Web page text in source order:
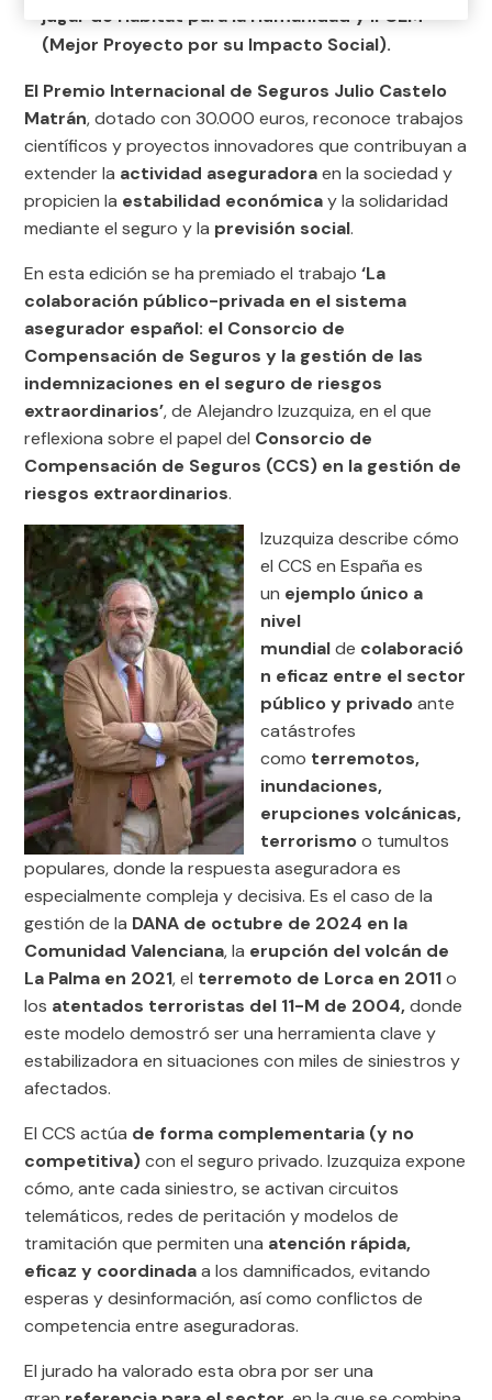
jugar de Hábitat para la Humanidad y IFCEM
(Mejor Proyecto por su Impacto Social).
El Premio Internacional de Seguros Julio Castelo
Matrán, dotado con 30.000 euros, reconoce trabajos
científicos y proyectos innovadores que contribuyan a
extender la actividad aseguradoraen la sociedad y
propicien la estabilidad económicay la solidaridad
mediante el seguro y la previsión social.
En esta edición se ha premiado el trabajo‘La
colaboración público-privada en el sistema
asegurador español: el Consorcio de
Compensación de Seguros y la gestión de las
indemnizaciones en el seguro de riesgos
extraordinarios’, de Alejandro Izuzquiza, en el que
reflexiona sobre el papel del Consorcio de
Compensación de Seguros (CCS) en la gestión de
riesgos extraordinarios.
Izuzquiza describe cómo
el CCS en España es
un ejemplo único a
nivel
mundialde colaboració
n eficaz entre el sector
público y privadoante
catástrofes
como terremotos,
inundaciones,
erupciones volcánicas,
terrorismoo tumultos
populares, donde la respuesta aseguradora es
especialmente compleja y decisiva. Es el caso de la
gestión de la DANA de octubre de 2024 en la
Comunidad Valenciana, la erupción del volcán de
La Palma en 2021, el terremoto de Lorca en 2011o
los atentados terroristas del 11-M de 2004,donde
este modelo demostró ser una herramienta clave y
estabilizadora en situaciones con miles de siniestros y
afectados.
El CCS actúa de forma complementaria (y no
competitiva)con el seguro privado. Izuzquiza expone
cómo, ante cada siniestro, se activan circuitos
telemáticos, redes de peritación y modelos de
tramitación que permiten una atención rápida,
eficaz y coordinadaa los damnificados, evitando
esperas y desinformación, así como conflictos de
competencia entre aseguradoras.
El jurado ha valorado esta obra por ser una